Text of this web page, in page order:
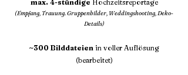
max. 4-stündige Hochzeitsreportage
(Empfang, Trauung. Gruppenbilder, Weddingshooting, Deko-
Details)
~300 Bilddateien in voller Auflösung
(bearbeitet)